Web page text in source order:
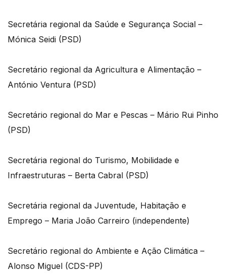
Secretária regional da Saúde e Segurança Social –
Mónica Seidi (PSD)
Secretário regional da Agricultura e Alimentação –
António Ventura (PSD)
Secretário regional do Mar e Pescas – Mário Rui Pinho
(PSD)
Secretária regional do Turismo, Mobilidade e
Infraestruturas – Berta Cabral (PSD)
Secretária regional da Juventude, Habitação e
Emprego – Maria João Carreiro (independente)
Secretário regional do Ambiente e Ação Climática –
Alonso Miguel (CDS-PP)